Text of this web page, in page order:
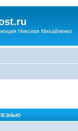
Николая Михайленко